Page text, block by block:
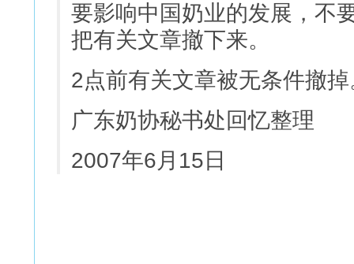
要影响中国奶业的发展，不
把有关文章撤下来。
2点前有关文章被无条件撤掉
广东奶协秘书处回忆整理
2007年6月15日